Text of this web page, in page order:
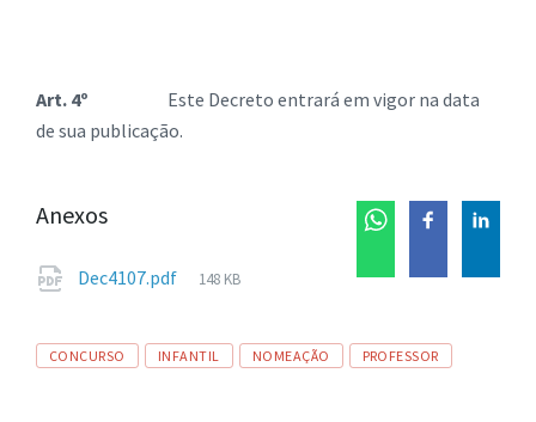
Art. 4º Este Decreto entrará em vigor na data
de sua publicação.
Anexos
Dec4107.pdf
Tamanho
148 KB
Tags
CONCURSO INFANTIL NOMEAÇÃO PROFESSOR